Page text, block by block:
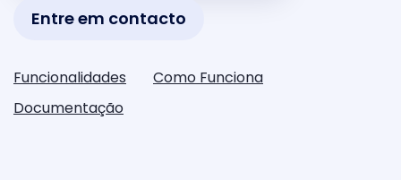
Entre em contacto
Funcionalidades
Como Funciona
Documentação